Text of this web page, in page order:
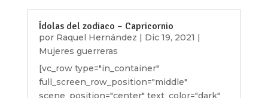
Ídolas del zodiaco – Capricornio
por Raquel Hernández | Dic 19, 2021 |
Mujeres guerreras
[vc_row type="in_container"
full_screen_row_position="middle"
scene_position="center" text_color="dark"